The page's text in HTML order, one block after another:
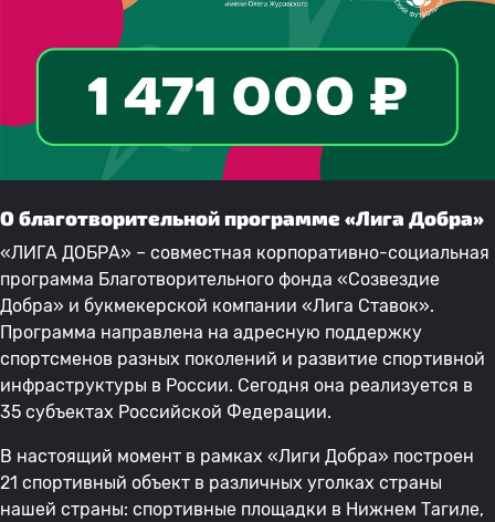
О благотворительной программе «Лига Добра»
«ЛИГА ДОБРА» – совместная корпоративно-социальная
программа Благотворительного фонда «Созвездие
Добра» и букмекерской компании «Лига Ставок».
Программа направлена на адресную поддержку
спортсменов разных поколений и развитие спортивной
инфраструктуры в России. Сегодня она реализуется в
35 субъектах Российской Федерации.
В настоящий момент в рамках «Лиги Добра» построен
21 спортивный объект в различных уголках страны
нашей страны: спортивные площадки в Нижнем Тагиле,